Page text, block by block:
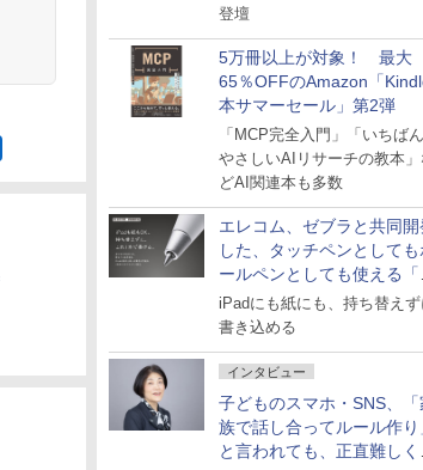
登壇
5万冊以上が対象！ 最大
65％OFFのAmazon「
本サマーセール」第2弾
「MCP完全入門」「いちばん
やさしいAIリサーチの教本」
どAI関連本も多数
エレコム、ゼブラと共同開
した、タッチペンとしても
ールペンとしても使える「
タイラスツーウェイ」発売
iPadにも紙にも、持ち替えず
書き込める
インタビュー
子どものスマホ・SNS、「
族で話し合ってルール作り
と言われても、正直難しく